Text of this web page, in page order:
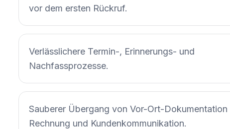
vor dem ersten Rückruf.
Verlässlichere Termin-, Erinnerungs- und
Nachfassprozesse.
Sauberer Übergang von Vor-Ort-Dokumentation
Rechnung und Kundenkommunikation.